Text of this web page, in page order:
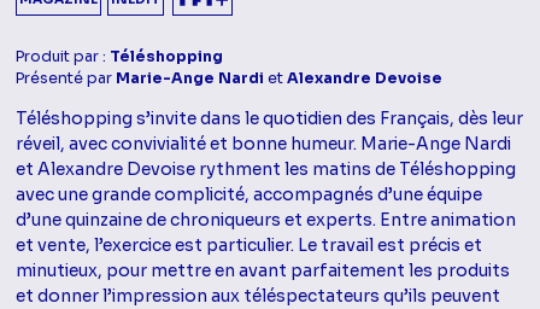
Produit par : Téléshopping
Présenté par Marie-Ange Nardi etAlexandre Devoise
Téléshopping s’invite dans le quotidien des Français, dès leur
réveil, avec convivialité et bonne humeur. Marie-Ange Nardi
et Alexandre Devoise rythment les matins de Téléshopping
avec une grande complicité, accompagnés d’une équipe
d’une quinzaine de chroniqueurs et experts. Entre animation
et vente, l’exercice est particulier. Le travail est précis et
minutieux, pour mettre en avant parfaitement les produits
et donner l’impression aux téléspectateurs qu’ils peuvent